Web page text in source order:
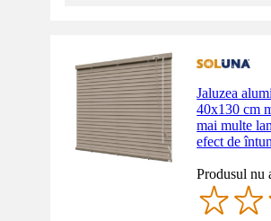
Jaluzea
40x130 cm
mai multe
efect de
Produsul nu